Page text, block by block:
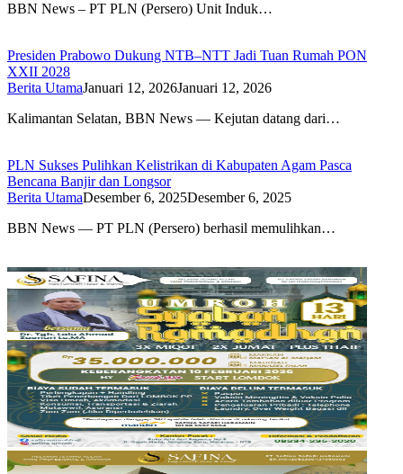
BBN News – PT PLN (Persero) Unit Induk…
Presiden Prabowo Dukung NTB–NTT Jadi Tuan Rumah PON
XXII 2028
Berita UtamaJanuari 12, 2026Januari 12, 2026
Kalimantan Selatan, BBN News — Kejutan datang dari…
PLN Sukses Pulihkan Kelistrikan di Kabupaten Agam Pasca
Bencana Banjir dan Longsor
Berita UtamaDesember 6, 2025Desember 6, 2025
BBN News — PT PLN (Persero) berhasil memulihkan…